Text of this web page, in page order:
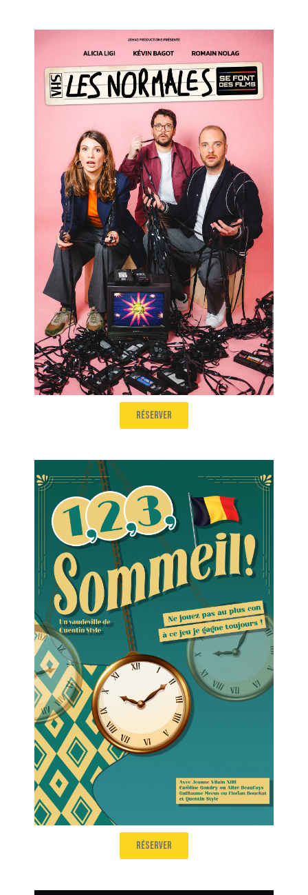
Les Normales
Se Font Des Films
Salle 1
18h00
réserver
1, 2, 3, Sommeil !
Ne jouez pas au con, à ce jeu je gagne
toujours !
Salle 1
21h30
réserver